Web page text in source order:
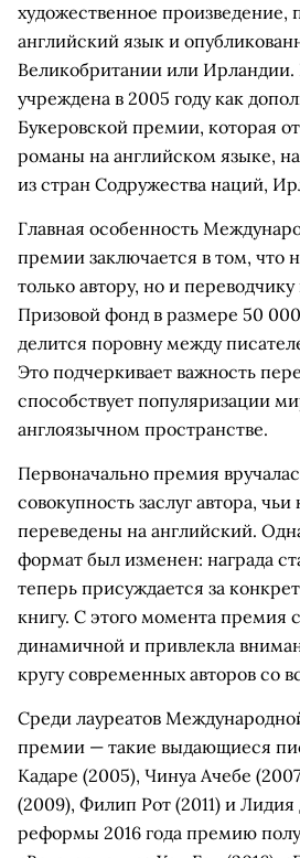
художественное произведение,
английский язык и
Великобритании или
учреждена в 2005 году как
Букеровской премии, которая
романы на английском языке,
из стран Содружества наций,
Главная особенность
премии заключается в том, что
только автору, но и
Призовой фонд в размере 50
делится поровну между
Это подчеркивает важность
способствует популяризации
англоязычном пространстве.
Первоначально премия
совокупность заслуг автора,
переведены на английский.
формат был изменен: награда
теперь присуждается за
книгу. С этого момента премия
динамичной и привлекла
кругу современных авторов со
Среди лауреатов
премии — такие выдающиеся
Кадаре (2005), Чинуа Ачебе
(2009), Филип Рот (2011) и Лидия
реформы 2016 года премию